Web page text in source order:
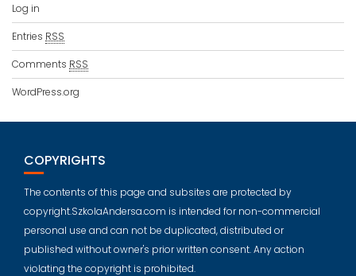
Log in
Entries RSS
Comments RSS
WordPress.org
COPYRIGHTS
The contents of this page and subsites are protected by
copyright.SzkolaAndersa.com is intended for non-commercial
personal use and can not be duplicated, distributed or
published without owner's prior written consent. Any action
violating the copyright is prohibited.